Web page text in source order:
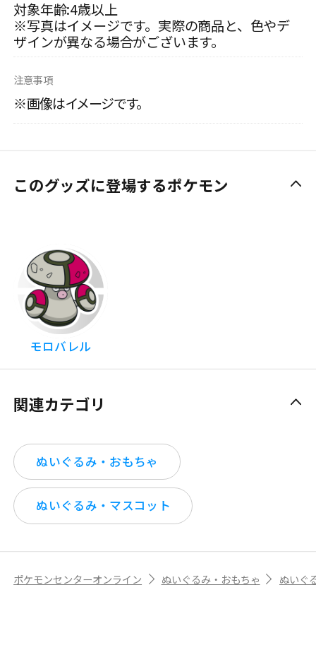
対象年齢:4歳以上
※写真はイメージです。実際の商品と、色やデ
ザインが異なる場合がございます。
注意事項
※画像はイメージです。
このグッズに登場するポケモン
モロバレル
関連カテゴリ
ぬいぐるみ・おもちゃ
ぬいぐるみ・マスコット
ポケモンセンターオンライン ぬいぐるみ・おもちゃ ぬいぐ